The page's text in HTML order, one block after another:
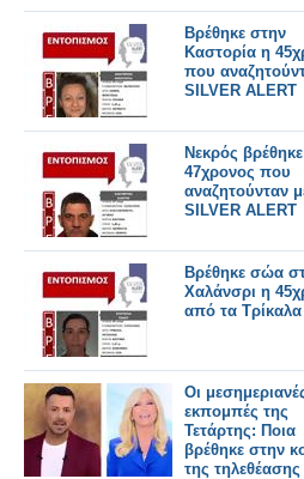
Βρέθηκε στην
Καστορία η
που
SILVER ALERT
Νεκρός
47χρονος που
αναζητούνταν
SILVER ALERT
Βρέθηκε σώα
Χαλάνσρι η
από τα Τρίκαλα
Οι
εκπομπές της
Τετάρτης: Ποια
βρέθηκε στην
της τηλεθέασης